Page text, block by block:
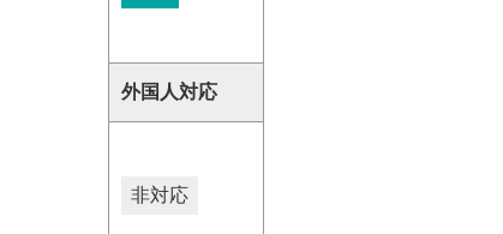
外国人対応
非対応